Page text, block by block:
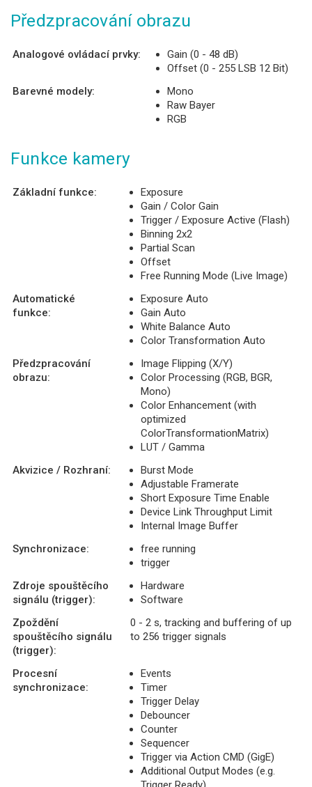
Předzpracování obrazu
Analogové ovládací prvky:
Gain (0 - 48 dB)
Offset (0 - 255 LSB 12 Bit)
Barevné modely:
Mono
Raw Bayer
RGB
Funkce kamery
Základní funkce:
Exposure
Gain / Color Gain
Trigger / Exposure Active (Flash)
Binning 2x2
Partial Scan
Offset
Free Running Mode (Live Image)
Automatické
funkce:
Exposure Auto
Gain Auto
White Balance Auto
Color Transformation Auto
Předzpracování
obrazu:
Image Flipping (X/Y)
Color Processing (RGB, BGR,
Mono)
Color Enhancement (with
optimized
ColorTransformationMatrix)
LUT / Gamma
Akvizice / Rozhraní:
Burst Mode
Adjustable Framerate
Short Exposure Time Enable
Device Link Throughput Limit
Internal Image Buffer
Synchronizace:
free running
trigger
Zdroje spouštěcího
signálu (trigger):
Hardware
Software
Zpoždění
spouštěcího signálu
(trigger):
0 - 2 s, tracking and buffering of up
to 256 trigger signals
Procesní
synchronizace:
Events
Timer
Trigger Delay
Debouncer
Counter
Sequencer
Trigger via Action CMD (GigE)
Additional Output Modes (e.g.